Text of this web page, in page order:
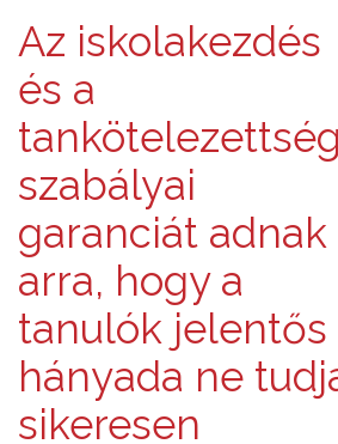
Az iskolakezdés
és a
tankötelezettség
szabályai
garanciát adnak
arra, hogy a
tanulók jelentős
hányada ne
sikeresen